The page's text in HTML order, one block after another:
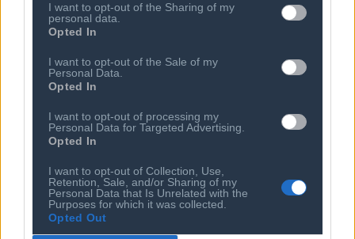
I want to opt-out of the Sharing of my
personal data.
Opted In
I want to opt-out of the Sale of my
Personal Data.
Opted In
I want to opt-out of processing my
Personal Data for Targeted Advertising.
Opted In
I want to opt-out of Collection, Use,
Retention, Sale, and/or Sharing of my
Personal Data that Is Unrelated with the
Purposes for which it was collected.
Opted Out
ΔΙΑΒΑΣΤΕ ΑΚΟΜΗ
Ποιος είναι ο ΣΕΠΕ
Διοικητικό Συμβούλιο/